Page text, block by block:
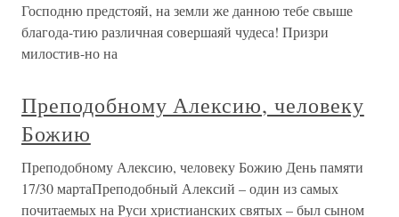
Господню предстояй, на земли же данною тебе свыше
благода-тию различная совершаяй чудеса! Призри
милостив-но на
Преподобному Алексию, человеку
Божию
Преподобному Алексию, человеку Божию День памяти
17/30 мартаПреподобный Алексий – один из самых
почитаемых на Руси христианских святых – был сыном